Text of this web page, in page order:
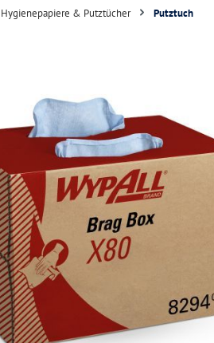
Hygienepapiere & Putztücher Putztuch